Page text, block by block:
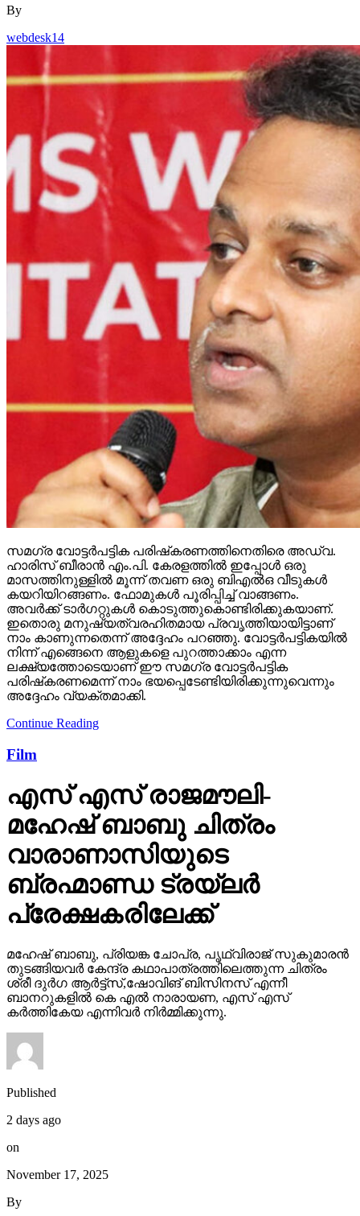
By
webdesk14
സമഗ്ര വോട്ടര്‍പട്ടിക പരിഷ്‌കരണത്തിനെതിരെ അഡ്വ.
ഹാരിസ് ബീരാന്‍ എം.പി. കേരളത്തില്‍ ഇപ്പോള്‍ ഒരു
മാസത്തിനുള്ളില്‍ മൂന്ന് തവണ ഒരു ബിഎല്‍ഒ വീടുകള്‍
കയറിയിറങ്ങണം. ഫോമുകള്‍ പൂരിപ്പിച്ച് വാങ്ങണം.
അവര്‍ക്ക് ടാര്‍ഗറ്റുകള്‍ കൊടുത്തുകൊണ്ടിരിക്കുകയാണ്.
ഇതൊരു മനുഷ്യത്വരഹിതമായ പ്രവൃത്തിയായിട്ടാണ്
നാം കാണുന്നതെന്ന് അദ്ദേഹം പറഞ്ഞു. വോട്ടര്‍പട്ടികയില്‍
നിന്ന് എങ്ങെനെ ആളുകളെ പുറത്താക്കാം എന്ന
ലക്ഷ്യത്തോടെയാണ് ഈ സമഗ്ര വോട്ടര്‍പട്ടിക
പരിഷ്‌കരണമെന്ന് നാം ഭയപ്പെടേണ്ടിയിരിക്കുന്നുവെന്നും
അദ്ദേഹം വ്യക്തമാക്കി.
Continue Reading
Film
എസ് എസ് രാജമൗലി-
മഹേഷ് ബാബു ചിത്രം
വാരാണാസിയുടെ
ബ്രഹ്മാണ്ഡ ട്രയ്ലർ
പ്രേക്ഷകരിലേക്ക്
മഹേഷ് ബാബു, പ്രിയങ്ക ചോപ്ര, പൃഥ്വിരാജ് സുകുമാരൻ
തുടങ്ങിയവർ കേന്ദ്ര കഥാപാത്രത്തിലെത്തുന്ന ചിത്രം
ശ്രീ ദുർഗ ആർട്ട്സ്,ഷോവിങ് ബിസിനസ് എന്നീ
ബാനറുകളിൽ കെ എൽ നാരായണ, എസ് എസ്
കർത്തികേയ എന്നിവർ നിർമ്മിക്കുന്നു.
Published
2 days ago
on
November 17, 2025
By